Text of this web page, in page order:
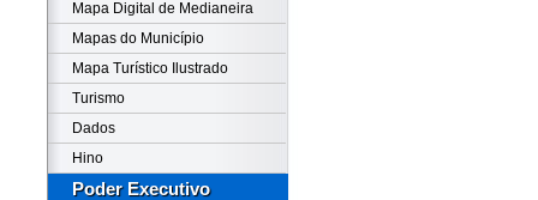
Mapa Digital de Medianeira
Mapas do Município
Mapa Turístico Ilustrado
Turismo
Dados
Hino
Poder Executivo